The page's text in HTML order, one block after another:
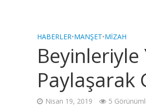
HABERLER•MANŞET•MIZAH
Beyinleriyle
Paylaşarak
Nisan 19, 2019 5